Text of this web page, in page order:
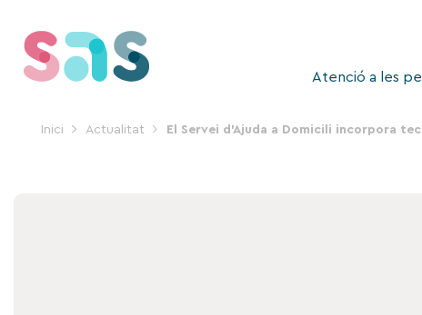
contingut
Atenció a les
Inici Actualitat El Servei d’Ajuda a Domicili incorpora